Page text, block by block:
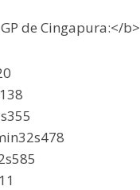
de Cingapura:</b>